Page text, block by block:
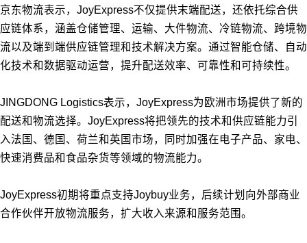
京东物流表示，JoyExpress不仅提供末端配送，还依托综合供
应链体系，涵盖仓储管理、运输、大件物流、冷链物流、跨境物
流以及端到端供应链管理和技术解决方案。通过智能仓储、自动
化技术和数据驱动运营，提升配送效率、可靠性和可持续性。
JINGDONG Logistics表示，JoyExpress为欧洲市场提供了新的
配送和物流选择。JoyExpress将把领先的技术和供应链能力引
入法国、德国、荷兰和英国市场，同时加强在电子产品、家电、
快速消费品和食品杂货等领域的物流能力。
JoyExpress初期将重点支持Joybuy业务，后续计划向外部商业
合作伙伴开放物流服务，扩大收入来源和服务范围。